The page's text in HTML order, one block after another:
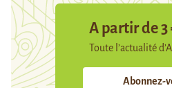
A partir de 3
Toute l’actualité
Abonnez-